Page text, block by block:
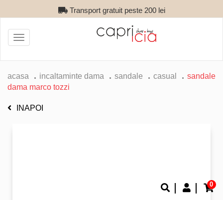
Transport gratuit peste 200 lei
0
Toggle
navigation
acasa incaltaminte dama sandale casual
sandale
dama marco tozzi
INAPOI